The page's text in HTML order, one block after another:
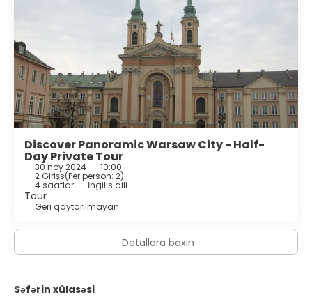
Discover Panoramic Warsaw City - Half-
Day Private Tour
30 noy 2024 10:00
2 Girişs(Per person: 2)
4 saatlar İngilis dili
Tour
Geri qaytarılmayan
Detallara baxın
Səfərin xülasəsi